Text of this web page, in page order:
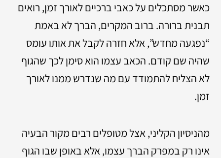
כאשר מסתכלים על כאבי ברכיים לאורך זמן, רואים
תבנית ברורה. ברוב המקרים, הברך לא באמת
“נפגעה מחדש”, אלא חזרה לקבל את אותו עומס
שהיה שם קודם. הכאב עצמו הוא סימן לכך שהגוף
לא הצליח להתמודד עם מה שנדרש ממנו לאורך
זמן.
מהניסיון הקליני, אצל מטופלים רבים מקור הבעיה
אינו רק במפרק הברך עצמו, אלא באופן שבו הגוף